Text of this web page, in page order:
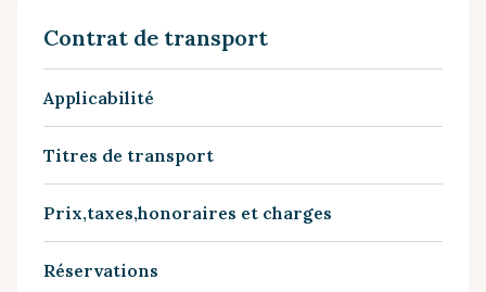
Contrat de transport
Applicabilité
Titres de transport
Prix,taxes,honoraires et charges
Réservations